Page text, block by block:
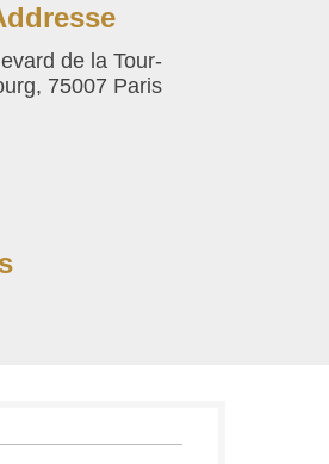
de la Tour-
75007 Paris